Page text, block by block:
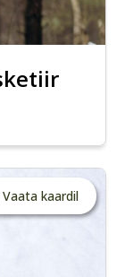
Vaata kaardil